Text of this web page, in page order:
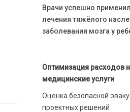
Врачи успешно
лечения тяжёлого
заболевания мозга у
Оптимизация расходов
медицинские услуги
Оценка безопасной
проектных решений